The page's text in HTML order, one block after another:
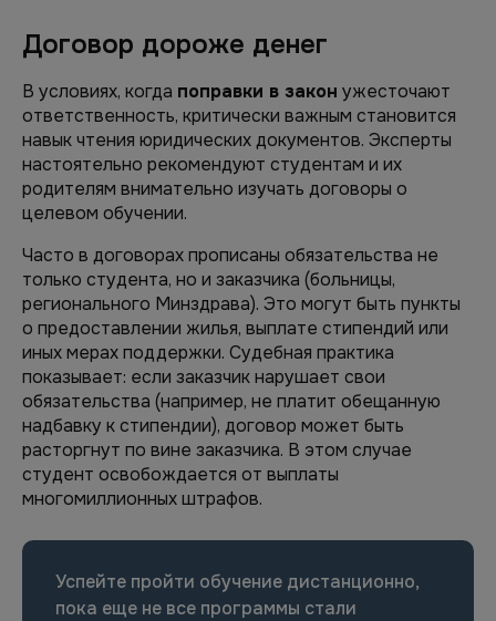
Договор дороже денег
В условиях, когда поправки в закон ужесточают
ответственность, критически важным становится
навык чтения юридических документов. Эксперты
настоятельно рекомендуют студентам и их
родителям внимательно изучать договоры о
целевом обучении.
Часто в договорах прописаны обязательства не
только студента, но и заказчика (больницы,
регионального Минздрава). Это могут быть пункты
о предоставлении жилья, выплате стипендий или
иных мерах поддержки. Судебная практика
показывает: если заказчик нарушает свои
обязательства (например, не платит обещанную
надбавку к стипендии), договор может быть
расторгнут по вине заказчика. В этом случае
студент освобождается от выплаты
многомиллионных штрафов.
Успейте пройти обучение дистанционно,
пока еще не все программы стали